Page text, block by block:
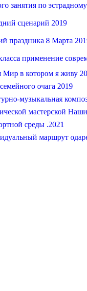
занятия по
сценарий 2019
праздника 8 Марта
применение
Мир в котором я живу
очага 2019
музыкальная
мастерской
среды .2021
маршрут